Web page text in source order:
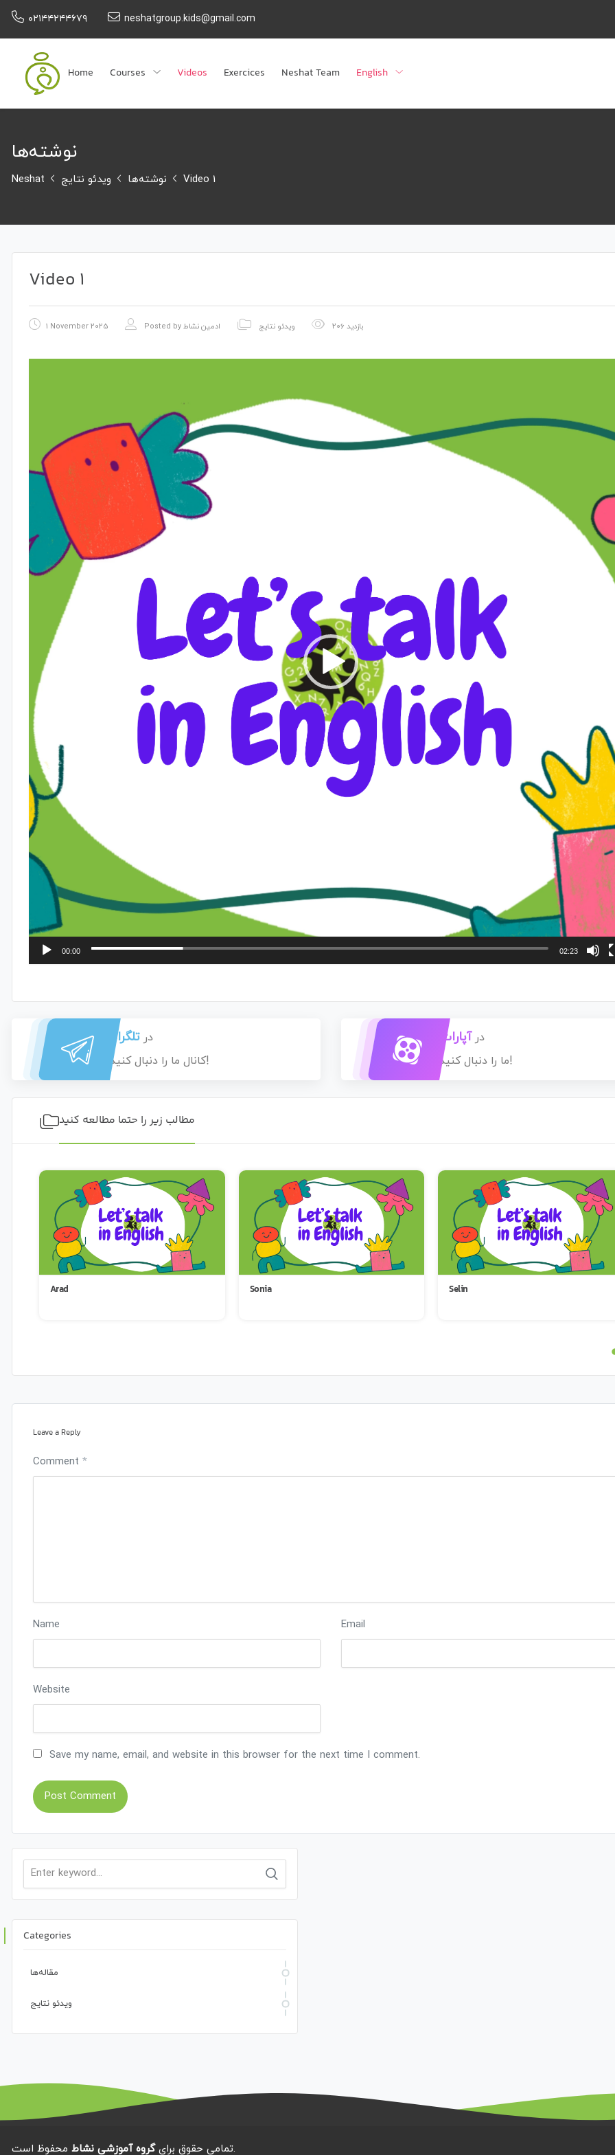
۰۲۱۴۴۲۴۴۶۷۹ neshatgroup.kids@gmail.com
Home Courses Videos Exercices Neshat Team English
نوشته‌ها
Neshat نوشته‌ها ویدئو نتایج Video 1
Video 1
1 November 2025 Posted byادمین نشاط ویدئو نتایج 206 بازدید
00:00 02:23
در تلگرام
کانال ما را دنبال کنید!
درآپارات
ما را دنبال کنید!
مطالب زیر را حتما مطالعه کنید
Selin
Sonia
Arad
Leave a Reply
Comment *
Name Email
Website
Save my name, email, and website in this browser for the next time I comment.
Search
Categories
مقاله‌ها
ویدئو نتایج
تمامی حقوق برایگروه آموزشی نشاط محفوظ است.